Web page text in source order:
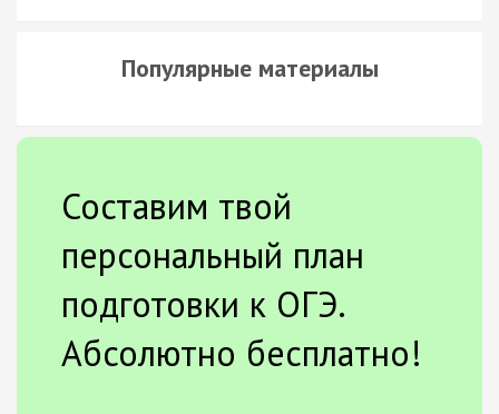
Популярные материалы
Составим твой
персональный план
подготовки к ОГЭ.
Абсолютно бесплатно!